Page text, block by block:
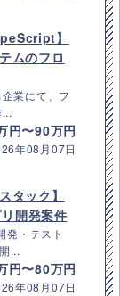
】
ムのフロ
業にて、フ
円〜90万円
年08月07日
ック】
開発案件
発・テスト
...
円〜80万円
年08月07日